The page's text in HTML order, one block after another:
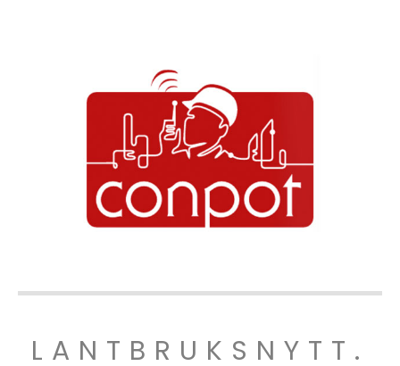
LANTBRUKSNYTT.